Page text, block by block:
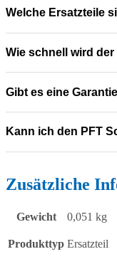
Welche Ersatzteile
Wie schnell wird
Gibt es eine
Kann ich den PFT
Zusätzliche
Gewicht 0,051 kg
Produkttyp Ersatzteil